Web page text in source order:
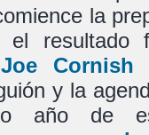
la
el resultado
Joe Cornish
y la
año de